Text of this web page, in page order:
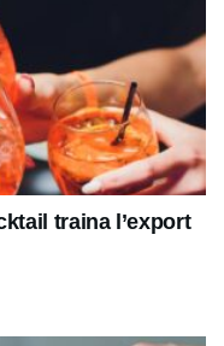
traina l’export